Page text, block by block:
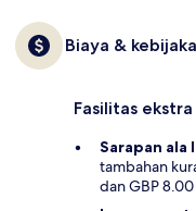
Biaya &
Fasilitas
Sarapan ala
tambahan
dan GBP